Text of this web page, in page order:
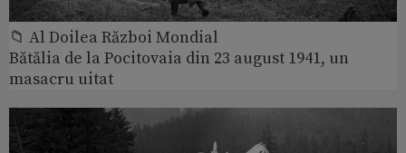
📁 Al Doilea Război Mondial
Bătălia de la Pocitovaia din 23 august 1941, un
masacru uitat